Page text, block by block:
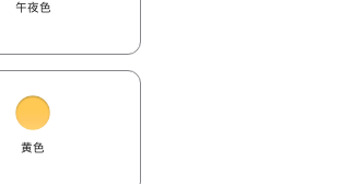
午夜色
黄色